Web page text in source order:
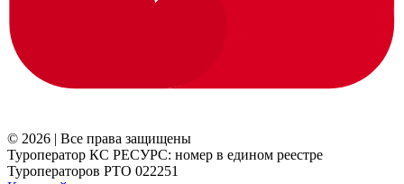
© 2026 | Все права защищены
Туроператор КС РЕСУРС: номер в едином реестре
Туроператоров РТО 022251